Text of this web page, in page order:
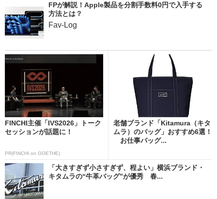
FPが解説！Apple製品を分割手数料0円で入手する
方法とは？
Fav-Log
FINCHI主催「IVS2026」トーク
セッションが話題に！
PR(FINCHI on GOETHE)
老舗ブランド「Kitamura（キタ
ムラ）のバッグ」おすすめ6選！
お仕事バッグ...
「大きすぎず小さすぎず、程よい」横浜ブランド・
キタムラの“牛革バッグ”が優秀 春...